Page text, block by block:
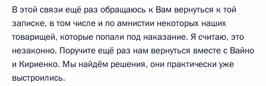
В этой связи ещё раз обращаюсь к Вам вернуться к той
записке, в том числе и по амнистии некоторых наших
товарищей, которые попали под наказание. Я считаю, это
незаконно. Поручите ещё раз нам вернуться вместе с Вайно
и Кириенко. Мы найдём решения, они практически уже
выстроились.